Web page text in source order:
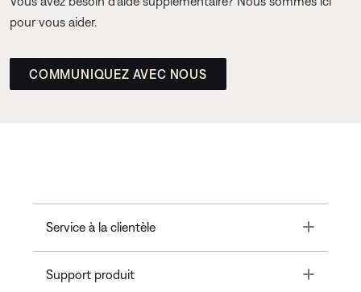
pour vous aider.
COMMUNIQUEZ AVEC NOUS
Service à la clientèle Toggle
Support produit Toggle